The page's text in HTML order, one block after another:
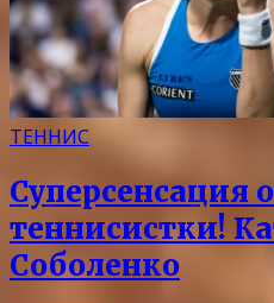
ТЕННИС
Суперсенсация
теннисистки!
Соболенко